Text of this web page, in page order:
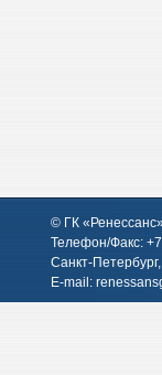
© ГК
Телефон/Факс:
Санкт-
E-mail: